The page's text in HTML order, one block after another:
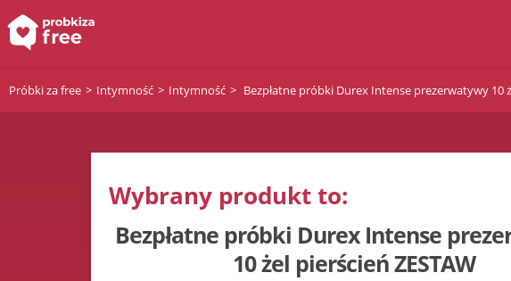
Próbki za free Intymność Intymność Bezpłatne próbki Durex Intense prezerwatywy 10
Wybrany produkt to:
Bezpłatne próbki Durex Intense
10 żel pierścień ZESTAW